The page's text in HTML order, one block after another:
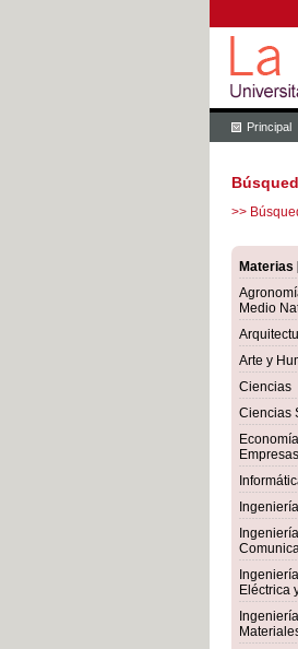
Principal
>>
Materias
Medio
Arte y
Ciencias
Ciencias
Empresas
Eléctrica